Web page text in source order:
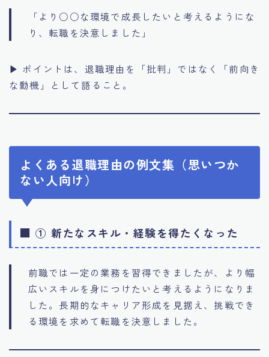
「より○○な環境で成長したいと考えるようにな
り、転職を決意しました」
▶ ポイントは、退職理由を「批判」ではなく「前向き
な動機」として語ること。
よくある退職理由の例文集（思いつか
ない人向け）
■ ① 新たなスキル・経験を得たくなった
前職では一定の業務を習得できましたが、より幅
広いスキルを身につけたいと考えるようになりま
した。長期的なキャリア形成を見据え、挑戦でき
る環境を求めて転職を決意しました。